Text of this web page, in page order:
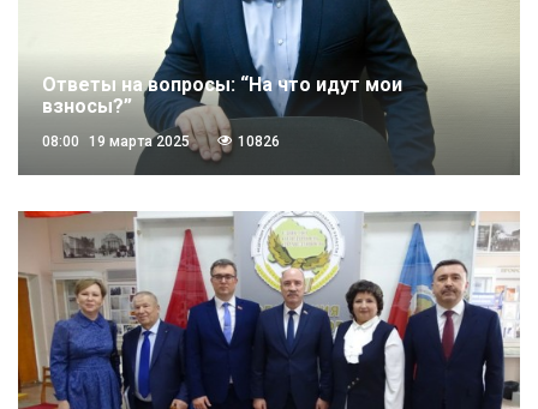
Ответы на вопросы: “На что идут мои
взносы?”
08:00 19 марта 2025 10826